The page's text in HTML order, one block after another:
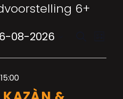
6+
08-2026